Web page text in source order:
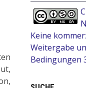
Keine
Weitergabe
Bedingungen